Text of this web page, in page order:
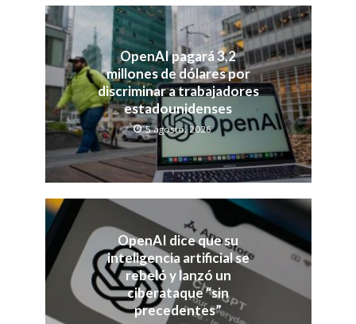
OpenAI pagará 3,2
millones de dólares por
discriminar a trabajadores
estadounidenses
5 agosto, 2026
OpenAI dice que su
inteligencia artificial se
rebeló y lanzó un
ciberataque “sin
precedentes”